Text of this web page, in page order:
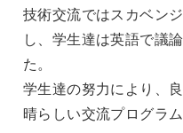
技術交流ではスカベン
し、学生達は英語で議
た。
学生達の努力により、
晴らしい交流プログラム